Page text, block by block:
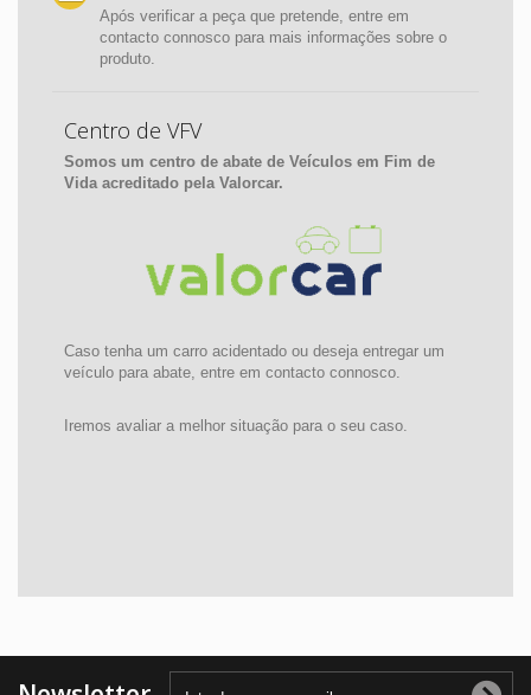
Após verificar a peça que pretende, entre em
contacto connosco para mais informações sobre o
produto.
Centro de VFV
Somos um centro de abate de Veículos em Fim de
Vida acreditado pela Valorcar.
Caso tenha um carro acidentado ou deseja entregar um
veículo para abate, entre em contacto connosco.
Iremos avaliar a melhor situação para o seu caso.